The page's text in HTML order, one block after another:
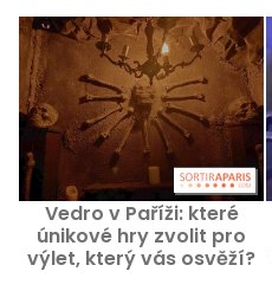
Vedro v Paříži: které
únikové hry zvolit pro
výlet, který vás osvěží?